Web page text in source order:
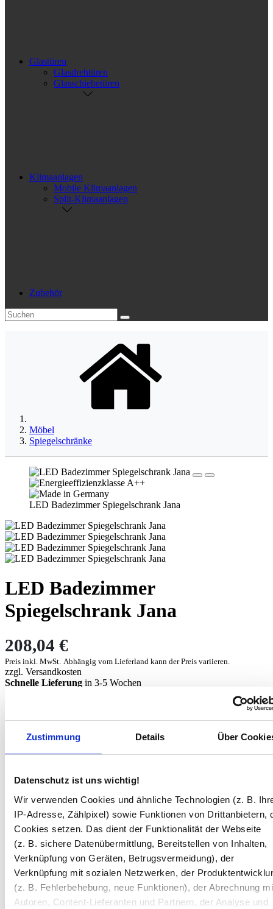
Zustimmung Details Über
Datenschutz ist uns wichtig!
Wir verwenden Cookies und ähnliche Technologien (z. B.
IP-Adresse, Zählpixel) sowie Funktionen von Drittanbietern,
Cookies setzen. Das dient der Funktionalität der Webseite
(z. B. sichere Datenübermittlung, Bereitstellen von Inhalten,
Verknüpfung von Geräten, Betrugsvermeidung), der
Verknüpfung mit sozialen Netzwerken, der
(z. B. Fehlerbehebung, neue Funktionen), der Abrechnung
Autoren, Content-Lieferanten und Partnern, der Analyse und
Glastüren
Glasdrehtüren
Glasschiebetüren
Klimaanlagen
Mobile Klimaanlagen
Split-Klimaanlagen
Zubehör
Möbel
Spiegelschränke
LED Badezimmer Spiegelschrank Jana
LED Badezimmer
Spiegelschrank Jana
208,04 €
Preis inkl. MwSt. Abhängig vom Lieferland kann der Preis variieren.
zzgl. Versandkosten
Schnelle Lieferung in 3-5 Wochen
Breite in mm
Höhe in mm
Tiefe*
Lichtfarbe
Dekor Korpus